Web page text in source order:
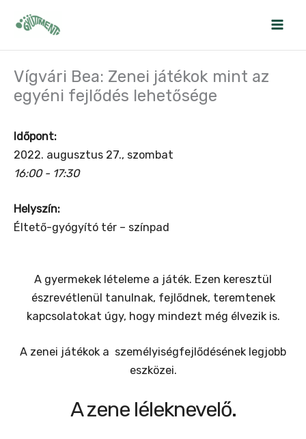
Vígvári Bea: Zenei játékok mint az
egyéni fejlődés lehetősége
Időpont:
2022. augusztus 27., szombat
16:00 - 17:30
Helyszín:
Éltető-gyógyító tér – színpad
A gyermekek lételeme a játék. Ezen keresztül
észrevétlenül tanulnak, fejlődnek, teremtenek
kapcsolatokat úgy, hogy mindezt még élvezik is.
A zenei játékok a személyiségfejlődésének legjobb
eszközei.
A zene léleknevelő.